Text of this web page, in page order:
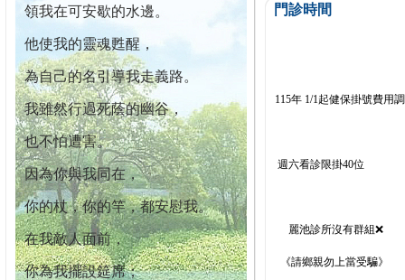
領我在可安歇的水邊。
他使我的靈魂甦醒，
為自己的名引導我走義路。
我雖然行過死蔭的幽谷，
也不怕遭害。
因為你與我同在，
你的杖，你的竿，都安慰我。
在我敵人面前，
你為我擺設筵席；
門診時間
115年 1/1起健保掛號費用
週六看診限掛40位
麗池診所沒有群組❌
《請鄉親勿上當受騙》